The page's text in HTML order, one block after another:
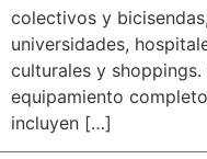
colectivos y
universidades,
culturales y
equipamiento
incluyen […]